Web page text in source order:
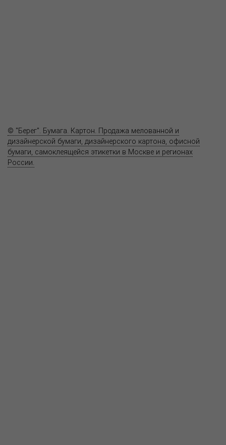
© "Берег". Бумага. Картон. Продажа мелованной и
дизайнерской бумаги, дизайнерского картона, офисной
бумаги, самоклеящейся этикетки в Москве и регионах
России.